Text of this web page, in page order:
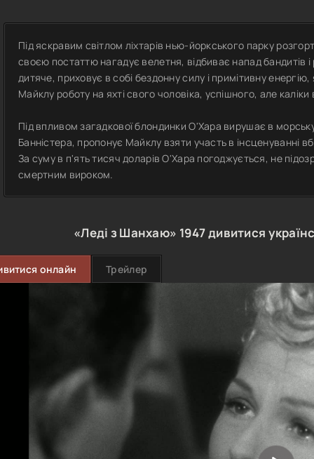
Під яскравим світлом ліхтарів нью-йоркського парку
своєю постаттю нагадує велетня, відбиває напад бандитів
дитяче, приховує в собі бездонну силу і примітивну
Майклу роботу на яхті свого чоловіка, успішного, але каліки
Під впливом загадкової блондинки О'Хара вирушає в
Банністера, пропонує Майклу взяти участь в інсценуванні
За суму в п'ять тисяч доларів О'Хара погоджується, не
смертним вироком.
«Леді з Шанхаю» 1947дивитися
онлайн Трейлер